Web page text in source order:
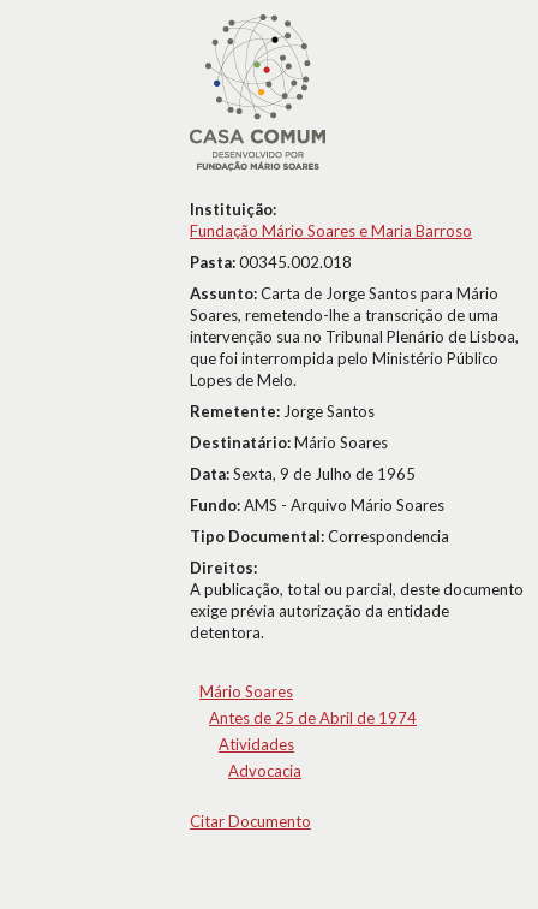
Instituição:
Fundação Mário Soares e Maria Barroso
Pasta:00345.002.018
Assunto:Carta de Jorge Santos para Mário
Soares, remetendo-lhe a transcrição de uma
intervenção sua no Tribunal Plenário de Lisboa,
que foi interrompida pelo Ministério Público
Lopes de Melo.
Remetente: Jorge Santos
Destinatário:Mário Soares
Data:Sexta, 9 de Julho de 1965
Fundo:AMS - Arquivo Mário Soares
Tipo Documental:Correspondencia
Direitos:
A publicação, total ou parcial, deste documento
exige prévia autorização da entidade
detentora.
Mário Soares
Antes de 25 de Abril de 1974
Atividades
Advocacia
Citar Documento